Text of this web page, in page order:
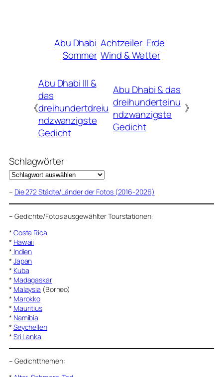
Abu Dhabi Achtzeiler Erde
Sommer Wind & Wetter
《
Abu Dhabi III &
das
dreihundertdreiu
ndzwanzigste
Gedicht
Abu Dhabi & das
dreihunderteinu
ndzwanzigste
Gedicht
》
Schlagwörter
– Die 272 Städte/Länder der Fotos (2016-2026)
– Gedichte/Fotos ausgewählter Tourstationen:
* Costa Rica
* Hawaii
* Indien
* Japan
* Kuba
* Madagaskar
* Malaysia (Borneo)
* Marokko
* Mauritius
* Namibia
* Seychellen
* Sri Lanka
– Gedichtthemen: